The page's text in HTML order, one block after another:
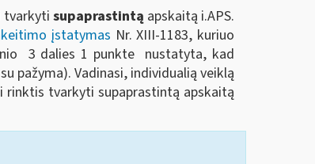
tvarkyti supaprastintą apskaitą i.APS.
įstatymas Nr. XIII-1183, kuriuo
3 dalies 1 punkte nustatyta, kad
pažyma). Vadinasi, individualią veiklą
tvarkyti supaprastintą apskaitą